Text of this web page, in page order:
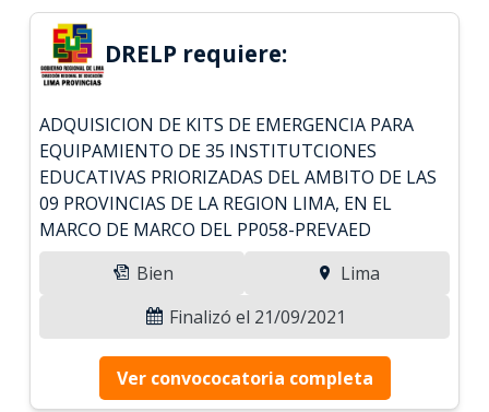
DRELP requiere:
ADQUISICION DE KITS DE EMERGENCIA PARA
EQUIPAMIENTO DE 35 INSTITUTCIONES
EDUCATIVAS PRIORIZADAS DEL AMBITO DE LAS
09 PROVINCIAS DE LA REGION LIMA, EN EL
MARCO DE MARCO DEL PP058-PREVAED
Bien
Lima
Finalizó el 21/09/2021
Ver convococatoria completa